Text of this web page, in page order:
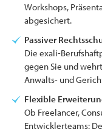
Workshops,
abgesichert.
Passiver
Die exali-
gegen Sie und
Anwalts- und
Flexible
Ob Freelancer,
Entwicklerteams: